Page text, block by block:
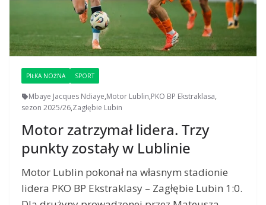
PIŁKA NOŻNA SPORT
Mbaye Jacques Ndiaye,Motor Lublin,PKO BP Ekstraklasa,
sezon 2025/26,Zagłębie Lubin
Motor zatrzymał lidera. Trzy
punkty zostały w Lublinie
Motor Lublin pokonał na własnym stadionie
lidera PKO BP Ekstraklasy – Zagłębie Lubin 1:0.